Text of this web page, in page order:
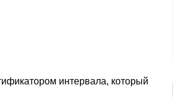
интервала, который